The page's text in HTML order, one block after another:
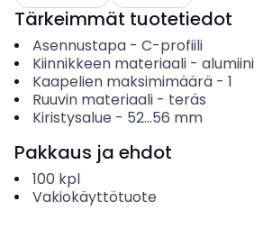
Tärkeimmät tuotetiedot
Asennustapa- C-profiili
Kiinnikkeen materiaali- alumiini
Kaapelien maksimimäärä- 1
Ruuvin materiaali- teräs
Kiristysalue - 52...56 mm
Pakkaus ja ehdot
100 kpl
Vakiokäyttötuote